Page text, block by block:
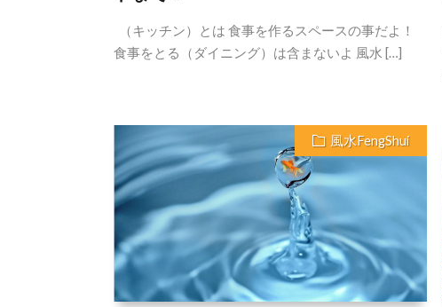
（キッチン）とは 食事を作るスペースの事だよ！
食事をとる（ダイニング）は含まないよ 風水 […]
風水FengShui